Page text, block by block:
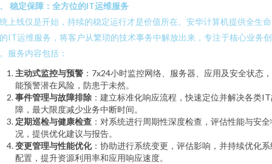
稳定保障：全方位的IT运维服务
上线仅是开始，持续的稳定运行才是价值所在。安华计算机提供全生
IT运维服务，将客户从繁琐的技术事务中解放出来，专注于核心业务创
服务内容包括：
主动式监控与预警 ：7x24小时监控网络、服务器、应用及安全状态
能预警潜在风险，防患于未然。
事件管理与故障排除 ：建立标准化响应流程，快速定位并解决各类
障，最大限度减少业务中断时间。
定期巡检与健康检查 ：对系统进行周期性深度检查，评估性能与安
况，提供优化建议与报告。
变更管理与性能优化：协助进行系统变更，评估影响，并持续优化系
配置，提升资源利用率和应用响应速度。